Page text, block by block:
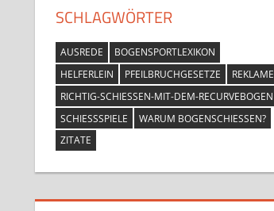
SCHLAGWÖRTER
AUSREDE
BOGENSPORTLEXIKON
HELFERLEIN
PFEILBRUCHGESETZE
REKLAME
RICHTIG-SCHIESSEN-MIT-DEM-RECURVEBOGEN
SCHIESSSPIELE
WARUM BOGENSCHIESSEN?
ZITATE